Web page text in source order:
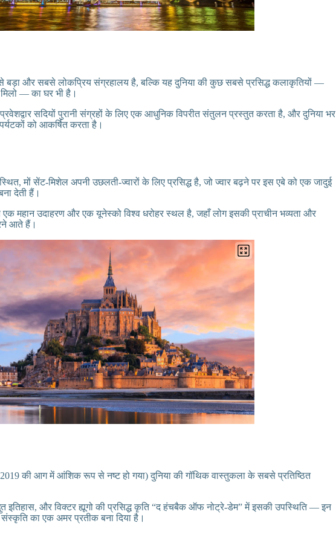
बड़ा और सबसे लोकप्रिय संग्रहालय है, बल्कि यह दुनिया की कुछ सबसे प्रसिद्ध कलाकृतियों —
— का घर भी है।
सदियों पुरानी संग्रहों के लिए एक आधुनिक विपरीत संतुलन प्रस्तुत करता है, और दुनिया भर
को आकर्षित करता है।
स्थित, मों सेंट-मिशेल अपनी उछलती-ज्वारों के लिए प्रसिद्ध है, जो ज्वार बढ़ने पर इस एबे को एक जादुई
देती हैं।
महान उदाहरण और एक यूनेस्को विश्व धरोहर स्थल है, जहाँ लोग इसकी प्राचीन भव्यता और
आते हैं।
की आग में आंशिक रूप से नष्ट हो गया) दुनिया की गॉथिक वास्तुकला के सबसे प्रतिष्ठित
इतिहास, और विक्टर ह्यूगो की प्रसिद्ध कृति “द हंचबैक ऑफ नोट्रे-डेम” में इसकी उपस्थिति — इन
का एक अमर प्रतीक बना दिया है।